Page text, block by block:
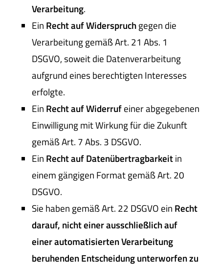
Verarbeitung.
Ein Recht auf Widerspruchgegen die
Verarbeitung gemäß Art. 21 Abs. 1
DSGVO, soweit die Datenverarbeitung
aufgrund eines berechtigten Interesses
erfolgte.
Ein Recht auf Widerrufeiner abgegebenen
Einwilligung mit Wirkung für die Zukunft
gemäß Art. 7 Abs. 3 DSGVO.
Ein Recht auf Datenübertragbarkeitin
einem gängigen Format gemäß Art. 20
DSGVO.
Sie haben gemäß Art. 22 DSGVO ein Recht
darauf, nicht einer ausschließlich auf
einer automatisierten Verarbeitung
beruhenden Entscheidung unterworfen zu